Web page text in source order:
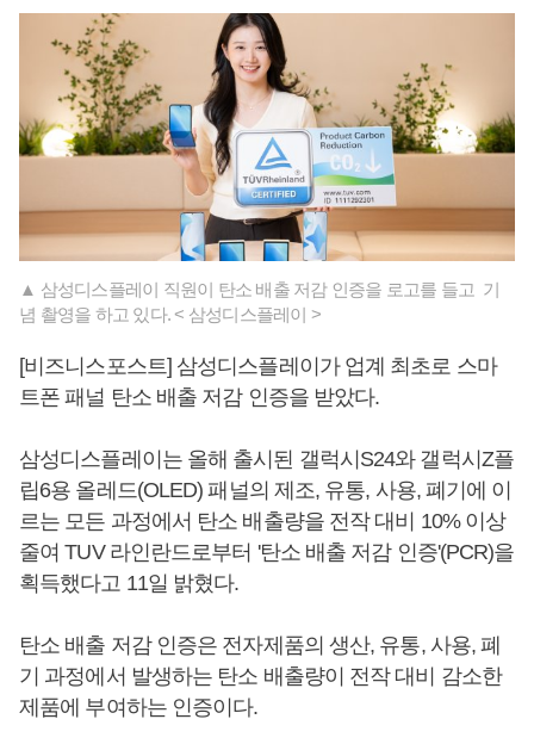
▲ 삼성디스플레이 직원이 탄소 배출 저감 인증을 로고를 들고 기
념 촬영을 하고 있다. < 삼성디스플레이 >
[비즈니스포스트] 삼성디스플레이가 업계 최초로 스마
트폰 패널 탄소 배출 저감 인증을 받았다.
삼성디스플레이는 올해 출시된 갤럭시S24와 갤럭시Z플
립6용 올레드(OLED) 패널의 제조, 유통, 사용, 폐기에 이
르는 모든 과정에서 탄소 배출량을 전작 대비 10% 이상
줄여 TUV 라인란드로부터 '탄소 배출 저감 인증'(PCR)을
획득했다고 11일 밝혔다.
탄소 배출 저감 인증은 전자제품의 생산, 유통, 사용, 폐
기 과정에서 발생하는 탄소 배출량이 전작 대비 감소한
제품에 부여하는 인증이다.